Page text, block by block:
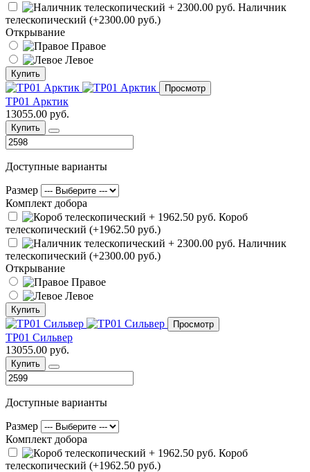
Наличник
телескопический (+2300.00 руб.)
Открывание
Правое
Левое
Купить
Просмотр
ТР01 Арктик
13055.00 руб.
Купить
Доступные варианты
Размер
Комплект добора
Короб
телескопический (+1962.50 руб.)
Наличник
телескопический (+2300.00 руб.)
Открывание
Правое
Левое
Купить
Просмотр
ТР01 Сильвер
13055.00 руб.
Купить
Доступные варианты
Размер
Комплект добора
Короб
телескопический (+1962.50 руб.)